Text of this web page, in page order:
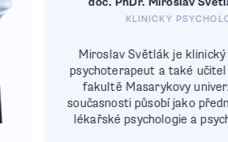
KLINICKÝ
Miroslav Světlák je klinický
psychoterapeut a také
fakultě Masarykovy
současnosti působí jako
lékařské psychologie a